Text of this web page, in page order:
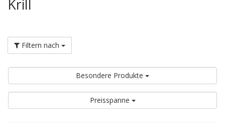
Krill
Filtern nach
Besondere Produkte
Preisspanne